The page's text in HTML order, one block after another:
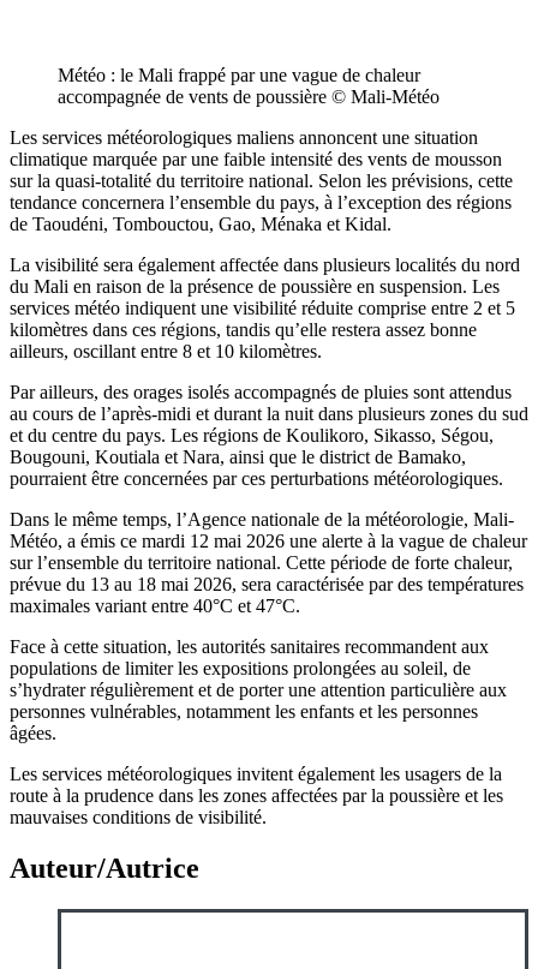
Météo : le Mali frappé par une vague de chaleur
accompagnée de vents de poussière © Mali-Météo
Les services météorologiques maliens annoncent une situation
climatique marquée par une faible intensité des vents de mousson
sur la quasi-totalité du territoire national. Selon les prévisions, cette
tendance concernera l’ensemble du pays, à l’exception des régions
de Taoudéni, Tombouctou, Gao, Ménaka et Kidal.
La visibilité sera également affectée dans plusieurs localités du nord
du Mali en raison de la présence de poussière en suspension. Les
services météo indiquent une visibilité réduite comprise entre 2 et 5
kilomètres dans ces régions, tandis qu’elle restera assez bonne
ailleurs, oscillant entre 8 et 10 kilomètres.
Par ailleurs, des orages isolés accompagnés de pluies sont attendus
au cours de l’après-midi et durant la nuit dans plusieurs zones du sud
et du centre du pays. Les régions de Koulikoro, Sikasso, Ségou,
Bougouni, Koutiala et Nara, ainsi que le district de Bamako,
pourraient être concernées par ces perturbations météorologiques.
Dans le même temps, l’Agence nationale de la météorologie, Mali-
Météo, a émis ce mardi 12 mai 2026 une alerte à la vague de chaleur
sur l’ensemble du territoire national. Cette période de forte chaleur,
prévue du 13 au 18 mai 2026, sera caractérisée par des températures
maximales variant entre 40°C et 47°C.
Face à cette situation, les autorités sanitaires recommandent aux
populations de limiter les expositions prolongées au soleil, de
s’hydrater régulièrement et de porter une attention particulière aux
personnes vulnérables, notamment les enfants et les personnes
âgées.
Les services météorologiques invitent également les usagers de la
route à la prudence dans les zones affectées par la poussière et les
mauvaises conditions de visibilité.
Auteur/Autrice